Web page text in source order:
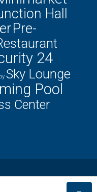
Hall
Pre-
24
Sky Lounge
Pool
Center